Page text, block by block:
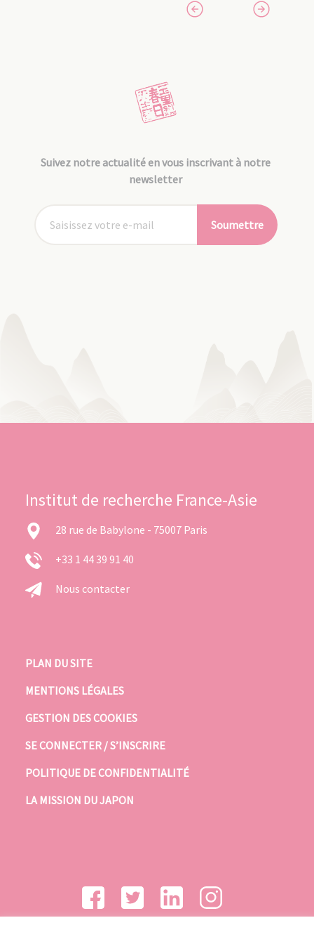
Suivez notre actualité en vous inscrivant à notre
newsletter
Soumettre
Institut de recherche France-Asie
28 rue de Babylone - 75007 Paris
+33 1 44 39 91 40
Nous contacter
PLAN DU SITE
MENTIONS LÉGALES
GESTION DES COOKIES
SE CONNECTER / S’INSCRIRE
POLITIQUE DE CONFIDENTIALITÉ
LA MISSION DU JAPON